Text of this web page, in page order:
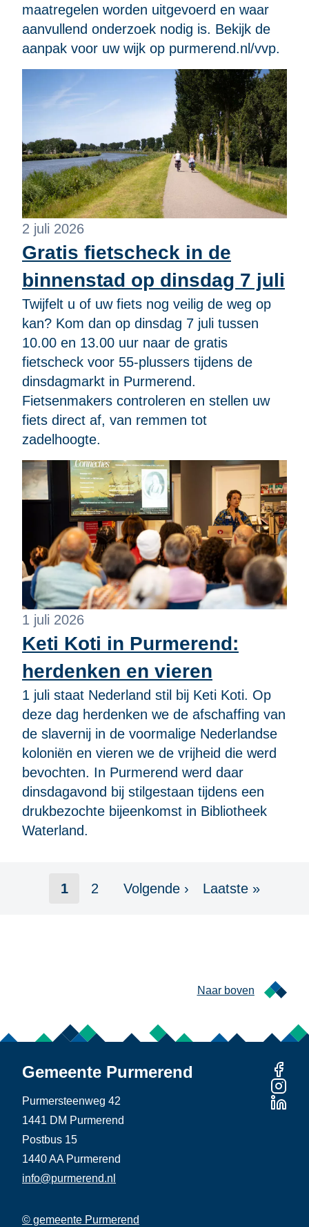
maatregelen worden uitgevoerd en waar
aanvullend onderzoek nodig is. Bekijk de
aanpak voor uw wijk op purmerend.nl/vvp.
2 juli 2026
Gratis fietscheck in de
binnenstad op dinsdag 7 juli
Twijfelt u of uw fiets nog veilig de weg op
kan? Kom dan op dinsdag 7 juli tussen
10.00 en 13.00 uur naar de gratis
fietscheck voor 55-plussers tijdens de
dinsdagmarkt in Purmerend.
Fietsenmakers controleren en stellen uw
fiets direct af, van remmen tot
zadelhoogte.
1 juli 2026
Keti Koti in Purmerend:
herdenken en vieren
1 juli staat Nederland stil bij Keti Koti. Op
deze dag herdenken we de afschaffing van
de slavernij in de voormalige Nederlandse
koloniën en vieren we de vrijheid die werd
bevochten. In Purmerend werd daar
dinsdagavond bij stilgestaan tijdens een
drukbezochte bijeenkomst in Bibliotheek
Waterland.
Paginering
Pagina
1
Pagina
2
Volgende
Volgende ›
Laatste
Laatste »
Naar boven
Gemeente Purmerend
Purmersteenweg 42
1441 DM Purmerend
Postbus 15
1440 AA Purmerend
info@purmerend.nl
© gemeente Purmerend